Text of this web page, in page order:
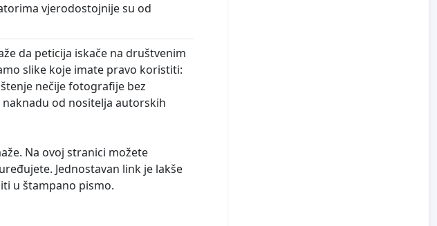
vjerodostojnije su od
da peticija iskače na društvenim
slike koje imate pravo koristiti:
nečije fotografije bez
od nositelja autorskih
Na ovoj stranici možete
Jednostavan link je lakše
u štampano pismo.